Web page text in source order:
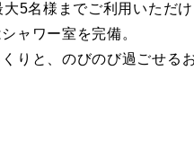
5名様までご利用いただけ
ャワー室を完備。
りと、のびのび過ごせる